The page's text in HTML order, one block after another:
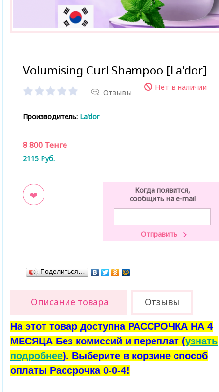
Volumising Curl Shampoo [La'dor]
Отзывы
Нет в наличии
Производитель: La'dor
8 800 Тенге
2115 Руб.
Когда появится,
сообщить на e-mail
Поделиться…
Описание товара Отзывы
На этот товар доступна РАССРОЧКА НА 4
МЕСЯЦА Без комиссий и переплат (узнать
подробнее). Выберите в корзине способ
оплаты Рассрочка 0-0-4!